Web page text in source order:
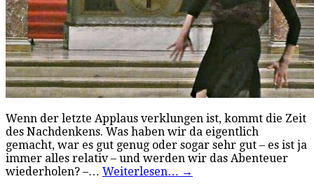
Wenn der letzte Applaus verklungen ist, kommt die Zeit
des Nachdenkens. Was haben wir da eigentlich
gemacht, war es gut genug oder sogar sehr gut – es ist ja
immer alles relativ – und werden wir das Abenteuer
wiederholen? –… Weiterlesen… →